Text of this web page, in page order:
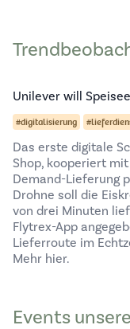
Unilever will
#digitalisierung
Das erste digitale
Shop, kooperiert
Demand-Lieferung
Drohne soll die
von drei Minuten
Flytrex-App
Lieferroute im
Mehr hier.
Events